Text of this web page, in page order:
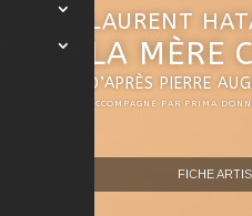
LAURENT
LA MÈRE
D’APRÈS PIERRE
ACCOMPAGNÉ PAR PRIMA
FICHE